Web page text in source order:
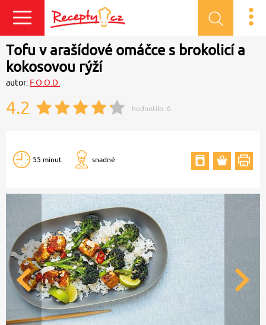
Tofu v arašídové omáčce s brokolicí a
kokosovou rýží
autor: F.O.O.D.
4.2 hodnotilo: 6
55 minut snadné